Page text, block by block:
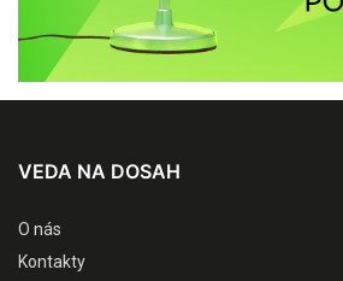
VEDA NA DOSAH
O nás
Kontakty